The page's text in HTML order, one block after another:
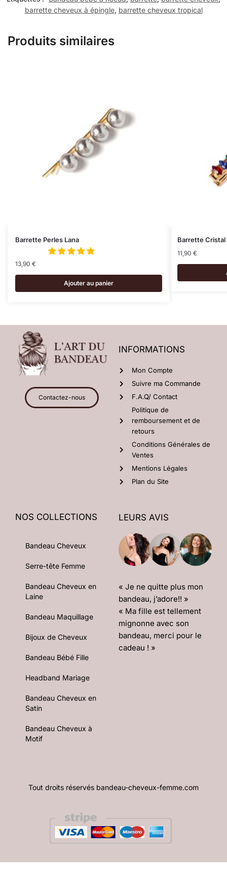
barrette cheveux à épingle, barrette cheveux tropical
Produits similaires
Barrette Perles Lana
13,90 €
Ajouter au panier
Barrette Cristal
11,90 €
Contactez-nous
INFORMATIONS
Mon Compte
Suivre ma Commande
F.A.Q/ Contact
Politique de
remboursement et de
retours
Conditions Générales de
Ventes
Mentions Légales
Plan du Site
NOS COLLECTIONS
Bandeau Cheveux
Serre-tête Femme
Bandeau Cheveux en
Laine
Bandeau Maquillage
Bijoux de Cheveux
Bandeau Bébé Fille
Headband Mariage
Bandeau Cheveux en
Satin
Bandeau Cheveux à
Motif
LEURS AVIS
« Je ne quitte plus mon
bandeau, j’adore!! »
« Ma fille est tellement
mignonne avec son
bandeau, merci pour le
cadeau ! »
Tout droits réservés bandeau-cheveux-femme.com